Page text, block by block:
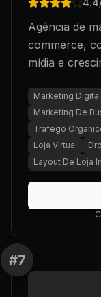
4.4
Agência de
commerce,
mídia e
Marketing Digital
Marketing De
Trafego
Loja Virtual
Layout De Loja
#7